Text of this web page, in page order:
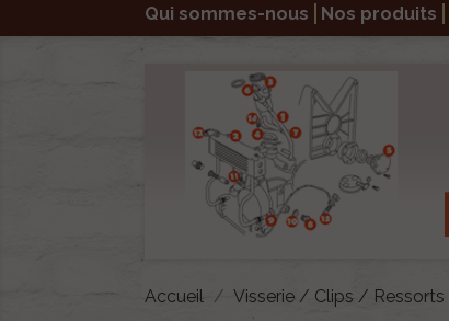
Qui sommes-nous Nos produits
Accueil Visserie / Clips / Ressorts